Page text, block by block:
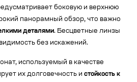
боковую и верхнюю
панорамный обзор, что важно
деталями. Бесцветные линзы
без искажений.
используемый в качестве
их долговечность и стойкость к